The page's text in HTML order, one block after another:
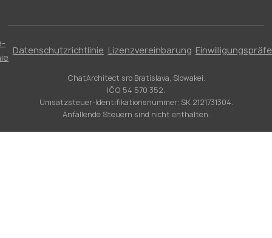
Datenschutzrichtlinie Lizenzvereinbarung
ChatArchitect sro Bratislava, Slowakei.
IČO 54 570 352.
Umsatzsteuer-Identifikationsnummer: SK 2121731304.
Anfallende Steuern sind nicht enthalten.